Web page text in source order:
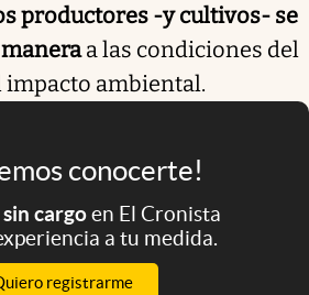
productores -y cultivos- se
a las condiciones del
impacto ambiental.
conocerte!
sin cargoen El Cronista
a tu medida.
registrarme